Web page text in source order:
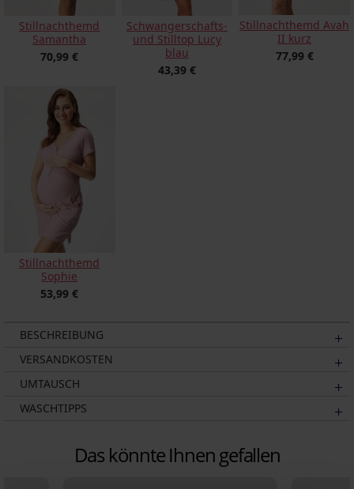
Stillnachthemd
Samantha
70,99 €
Schwangerschafts-
und Stilltop Lucy
blau
43,39 €
Stillnachthemd Avah
II kurz
77,99 €
Stillnachthemd
Sophie
53,99 €
BESCHREIBUNG
VERSANDKOSTEN
UMTAUSCH
WASCHTIPPS
Das könnte Ihnen gefallen